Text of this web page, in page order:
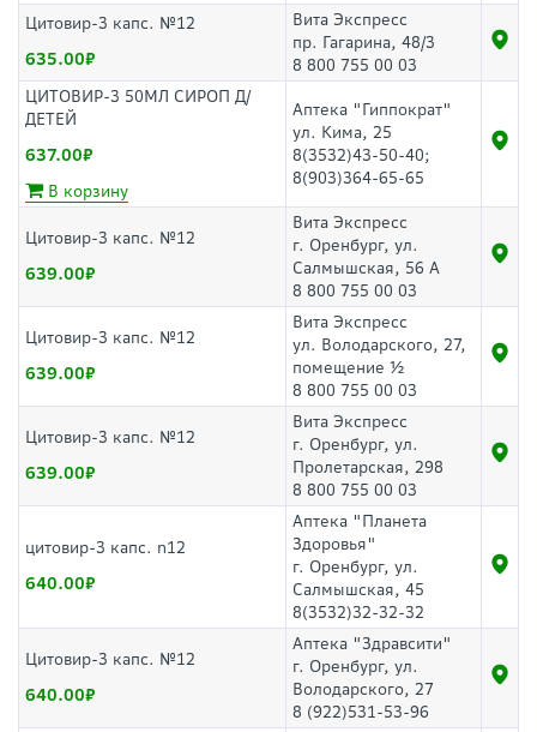
Цитовир-3 капс. №12
635.00
Вита Экспресс
пр. Гагарина, 48/3
8 800 755 00 03
ЦИТОВИР-3 50МЛ СИРОП Д/
ДЕТЕЙ
637.00
В корзину
Аптека "Гиппократ"
ул. Кима, 25
8(3532)43-50-40;
8(903)364-65-65
Цитовир-3 капс. №12
639.00
Вита Экспресс
г. Оренбург, ул.
Салмышская, 56 А
8 800 755 00 03
Цитовир-3 капс. №12
639.00
Вита Экспресс
ул. Володарского, 27,
помещение ½
8 800 755 00 03
Цитовир-3 капс. №12
639.00
Вита Экспресс
г. Оренбург, ул.
Пролетарская, 298
8 800 755 00 03
цитовир-3 капс. n12
640.00
Аптека "Планета
Здоровья"
г. Оренбург, ул.
Салмышская, 45
8(3532)32-32-32
Цитовир-3 капс. №12
640.00
Аптека "Здравсити"
г. Оренбург, ул.
Володарского, 27
8 (922)531-53-96